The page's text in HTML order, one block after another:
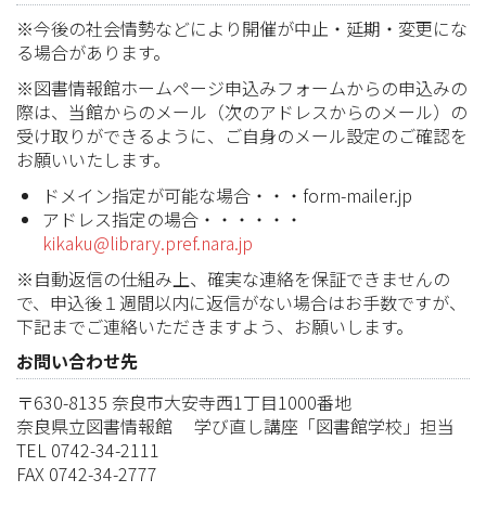
※今後の社会情勢などにより開催が中止・延期・変更にな
る場合があります。
※図書情報館ホームページ申込みフォームからの申込みの
際は、当館からのメール（次のアドレスからのメール）の
受け取りができるように、ご自身のメール設定のご確認を
お願いいたします。
ドメイン指定が可能な場合・・・form-mailer.jp
アドレス指定の場合・・・・・・
kikaku@library.pref.nara.jp
※自動返信の仕組み上、確実な連絡を保証できませんの
で、申込後１週間以内に返信がない場合はお手数ですが、
下記までご連絡いただきますよう、お願いします。
お問い合わせ先
〒630-8135 奈良市大安寺西1丁目1000番地
奈良県立図書情報館 学び直し講座「図書館学校」担当
TEL 0742-34-2111
FAX 0742-34-2777